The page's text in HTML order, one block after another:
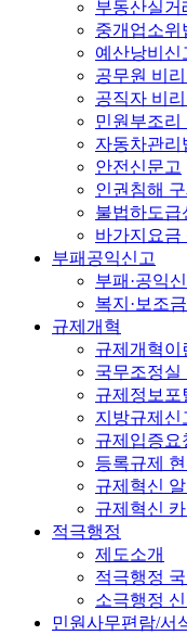
부동산실거
중개업소위
예산낭비신
공무원 비
공직자 비
민원부조리
자동차관리
안전신문고
인권침해
불법하도급
바가지요금
부패공익신고
부패·공익
복지·보조
규제개혁
규제개혁이
국무조정실
규제정보포
지방규제신
규제입증요
등록규제
규제혁신
규제혁신
적극행정
제도소개
적극행정
소극행정
민원사무편람/서